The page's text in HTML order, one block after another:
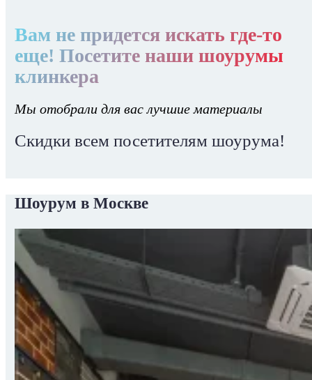
Вам не придется искать где-то
еще! Посетите наши шоурумы
клинкера
Мы отобрали для вас лучшие материалы
Скидки всем посетителям шоурума!
Шоурум в Москве